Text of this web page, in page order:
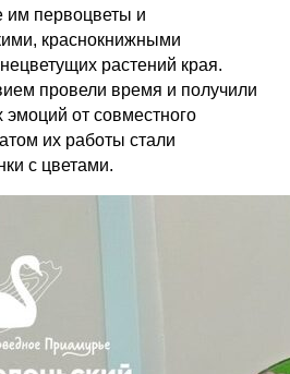
им первоцветы и
краснокнижными
растений края.
провели время и получили
от совместного
их работы стали
с цветами.